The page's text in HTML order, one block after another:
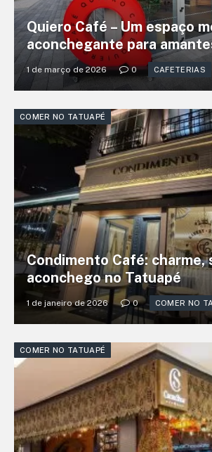
Quiero Café – Um espaço
aconchegante para
1 de março de 2026 0 CAFETERIAS
COMER NO TATUAPÉ
Condimento Café: charme,
aconchego no Tatuapé
1 de janeiro de 2026 0 COMER NO
COMER NO TATUAPÉ